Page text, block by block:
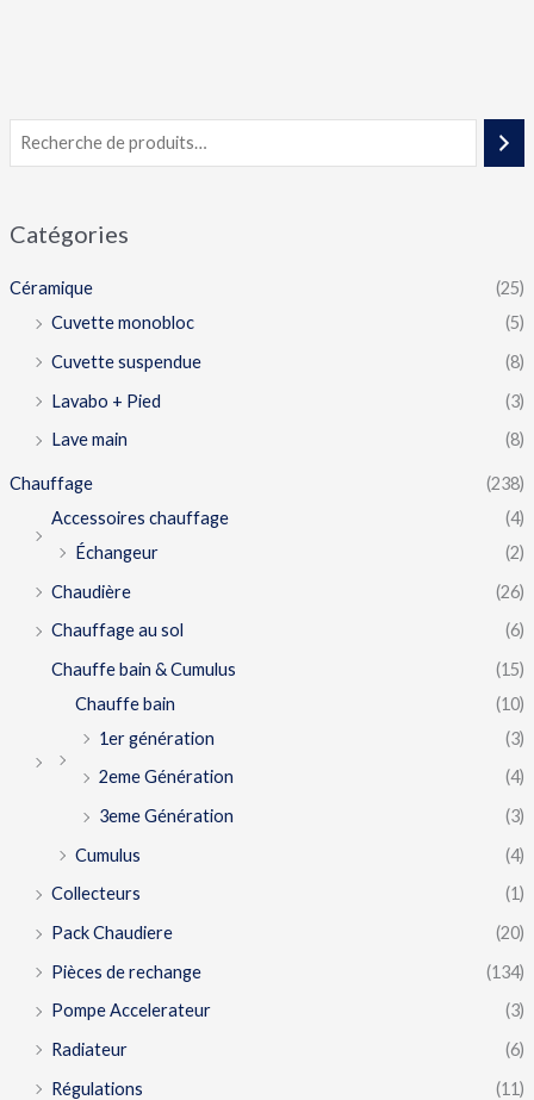
Catégories
Céramique
(25)
Cuvette monobloc
(5)
Cuvette suspendue
(8)
Lavabo + Pied
(3)
Lave main
(8)
Chauffage
(238)
Accessoires chauffage
(4)
Échangeur
(2)
Chaudière
(26)
Chauffage au sol
(6)
Chauffe bain & Cumulus
(15)
Chauffe bain
(10)
1er génération
(3)
2eme Génération
(4)
3eme Génération
(3)
Cumulus
(4)
Collecteurs
(1)
Pack Chaudiere
(20)
Pièces de rechange
(134)
Pompe Accelerateur
(3)
Radiateur
(6)
Régulations
(11)